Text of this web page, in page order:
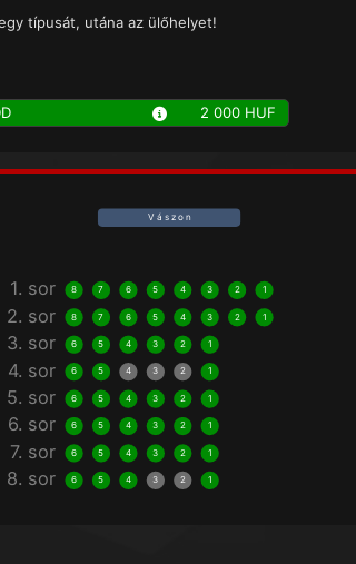
típusát, utána az ülőhelyet!
2 000 HUF
V á s z o n
1. sor 8 7 6 5 4 3 2 1
2. sor 8 7 6 5 4 3 2 1
3. sor 6 5 4 3 2 1
4. sor 6 5 4 3 2 1
5. sor 6 5 4 3 2 1
6. sor 6 5 4 3 2 1
7. sor 6 5 4 3 2 1
8. sor 6 5 4 3 2 1